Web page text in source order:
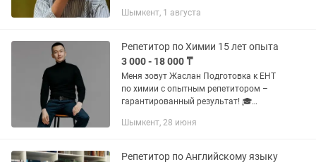
разговорный английский. К каждому
Шымкент, 1 августа
Репетитор по Химии 15 лет опыта
3 000 - 18 000 ₸
Меня зовут Жаслан Подготовка к ЕНТ
по химии с опытным репетитором –
гарантированный результат! 🎓
опытом подготовки к ЕНТ. Мои ученики
Шымкент, 28 июня
Репетитор по Английскому языку